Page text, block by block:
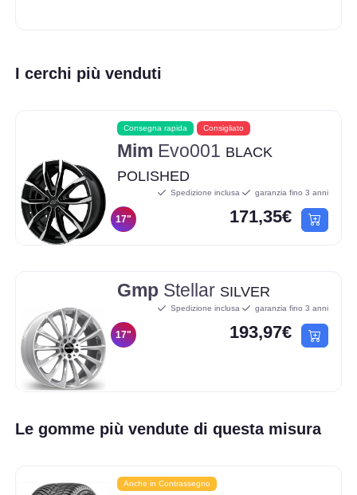
I cerchi più venduti
Consegna rapida Consigliato
Mim Evo001 BLACK
POLISHED
17"
Spedizione inclusa garanzia fino 3 anni
171,35€
Gmp Stellar SILVER
17"
Spedizione inclusa garanzia fino 3 anni
193,97€
Le gomme più vendute di questa misura
Anche in Contrassegno